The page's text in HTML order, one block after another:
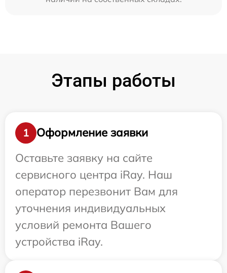
Этапы работы
1
Оформление заявки
Оставьте заявку на сайте
сервисного центра iRay. Наш
оператор перезвонит Вам для
уточнения индивидуальных
условий ремонта Вашего
устройства iRay.